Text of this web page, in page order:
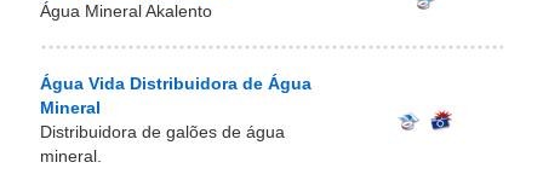
Água Mineral Akalento
Água Vida Distribuidora de Água
Mineral
Distribuidora de galões de água
mineral.